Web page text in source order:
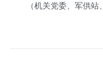
（机关党委、军供站、